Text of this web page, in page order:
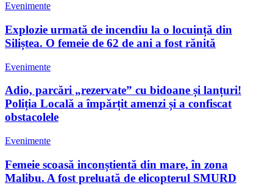
Evenimente
Explozie urmată de incendiu la o locuință din
Siliștea. O femeie de 62 de ani a fost rănită
Evenimente
Adio, parcări „rezervate” cu bidoane și lanțuri!
Poliția Locală a împărțit amenzi și a confiscat
obstacolele
Evenimente
Femeie scoasă inconștientă din mare, în zona
Malibu. A fost preluată de elicopterul SMURD